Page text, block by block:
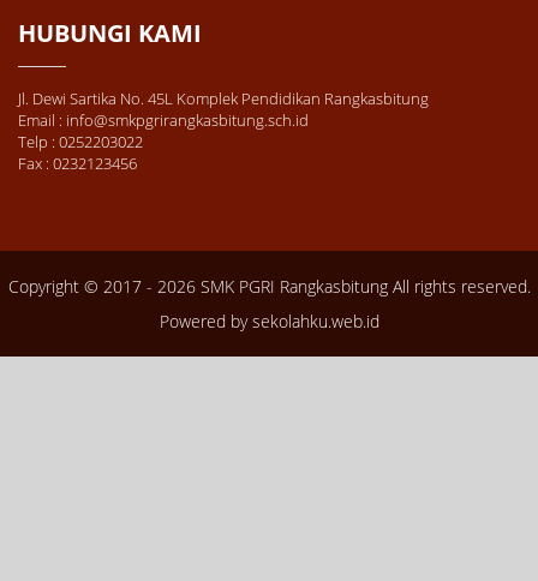
HUBUNGI KAMI
Jl. Dewi Sartika No. 45L Komplek Pendidikan Rangkasbitung
Email : info@smkpgrirangkasbitung.sch.id
Telp : 0252203022
Fax : 0232123456
Copyright © 2017 - 2026SMK PGRI RangkasbitungAll rights reserved.
Powered bysekolahku.web.id